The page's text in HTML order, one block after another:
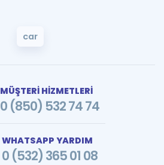
car
MÜŞTERİ HİZMETLERİ
0 (850) 532 74 74
WHATSAPP YARDIM
0 (532) 365 01 08